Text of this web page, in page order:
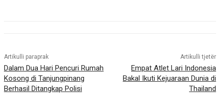
Artikulli paraprak
Dalam Dua Hari Pencuri Rumah
Kosong di Tanjungpinang
Berhasil Ditangkap Polisi
Artikulli tjetër
Empat Atlet Lari Indonesia
Bakal Ikuti Kejuaraan Dunia di
Thailand